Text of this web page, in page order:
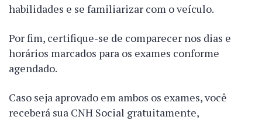
habilidades e se familiarizar com o veículo.
Por fim, certifique-se de comparecer nos dias e
horários marcados para os exames conforme
agendado.
Caso seja aprovado em ambos os exames, você
receberá sua CNH Social gratuitamente,